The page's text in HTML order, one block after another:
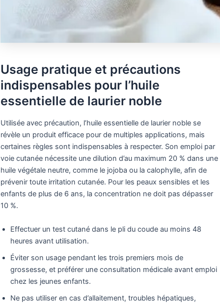
Usage pratique et précautions
indispensables pour l’huile
essentielle de laurier noble
Utilisée avec précaution, l’huile essentielle de laurier noble se
révèle un produit efficace pour de multiples applications, mais
certaines règles sont indispensables à respecter. Son emploi par
voie cutanée nécessite une dilution d’au maximum 20 % dans une
huile végétale neutre, comme le jojoba ou la calophylle, afin de
prévenir toute irritation cutanée. Pour les peaux sensibles et les
enfants de plus de 6 ans, la concentration ne doit pas dépasser
10 %.
Effectuer un test cutané dans le pli du coude au moins 48
heures avant utilisation.
Éviter son usage pendant les trois premiers mois de
grossesse, et préférer une consultation médicale avant emploi
chez les jeunes enfants.
Ne pas utiliser en cas d’allaitement, troubles hépatiques,